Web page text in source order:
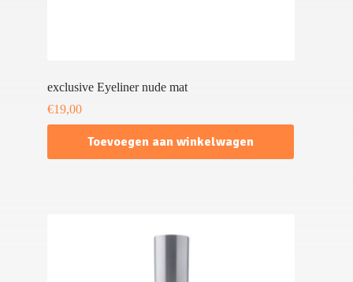
exclusive Eyeliner nude mat
€19,00
Toevoegen aan winkelwagen